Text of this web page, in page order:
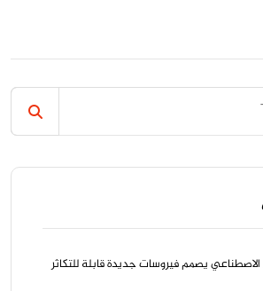
الاصطناعي يصمم فيروسات جديدة قابلة للتكاثر